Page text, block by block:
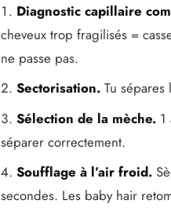
Diagnostic capillaire
cheveux trop fragilisés =
ne passe pas.
Sectorisation. Tu
Sélection de la mèche.
séparer correctement.
Soufflage à l’air froid.
secondes. Les baby hair